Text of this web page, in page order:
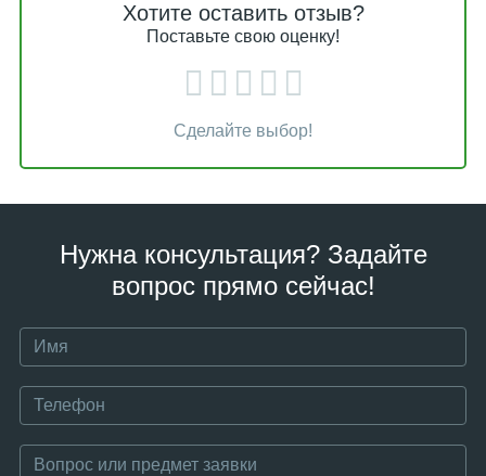
Хотите оставить отзыв?
Поставьте свою оценку!
Сделайте выбор!
Нужна консультация? Задайте
вопрос прямо сейчас!